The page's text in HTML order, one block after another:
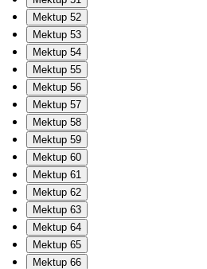
Mektup 52
Mektup 53
Mektup 54
Mektup 55
Mektup 56
Mektup 57
Mektup 58
Mektup 59
Mektup 60
Mektup 61
Mektup 62
Mektup 63
Mektup 64
Mektup 65
Mektup 66